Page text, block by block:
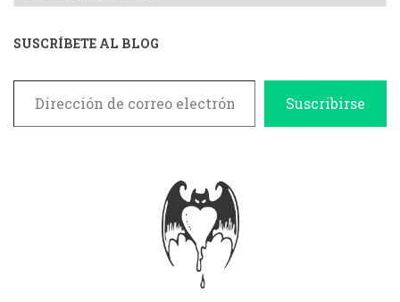
SUSCRÍBETE AL BLOG
Dirección de correo electrónico
Suscribirse